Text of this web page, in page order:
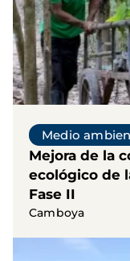
Medio
Mejora de la
ecológico de
Fase II
Camboya